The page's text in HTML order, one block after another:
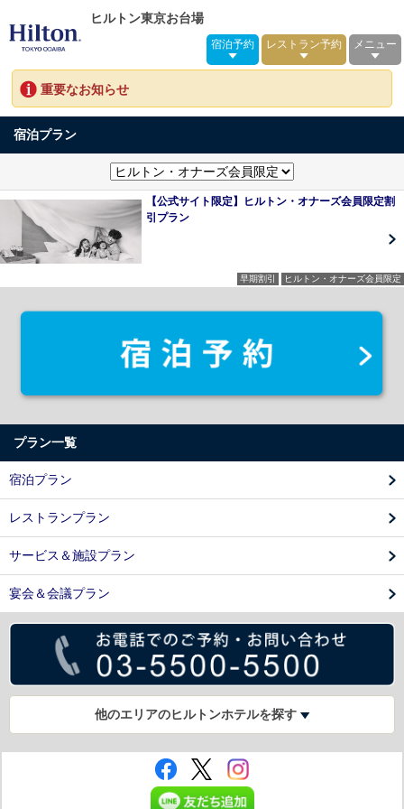
ヒルトン東京お台場
宿泊予約 レストラン予約 メニュー
重要なお知らせ
宿泊プラン
【公式サイト限定】ヒルトン・オナーズ会員限定割
引プラン
早期割引 ヒルトン・オナーズ会員限定
プラン一覧
宿泊プラン
レストランプラン
サービス＆施設プラン
宴会＆会議プラン
他のエリアのヒルトンホテルを探す